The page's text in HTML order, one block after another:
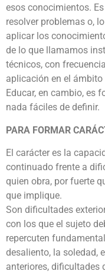
esos conocimientos.
resolver problemas o,
aplicar los
de lo que llamamos
técnicos, con
aplicación en el ámbito
Educar, en cambio, es
nada fáciles de definir.
PARA FORMAR
El carácter es la
continuado frente a
quien obra, por fuerte
que implique.
Son dificultades
con los que el sujeto
repercuten
desaliento, la soledad,
anteriores, dificultades